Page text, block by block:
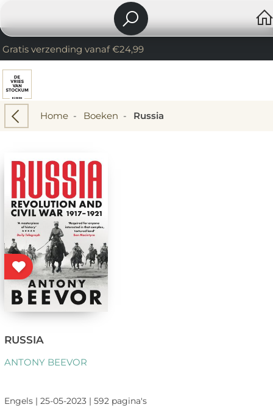
Gratis verzending vanaf €24,99
Home- Boeken - Russia
RUSSIA
ANTONY BEEVOR
Engels | 25-05-2023 | 592 pagina's